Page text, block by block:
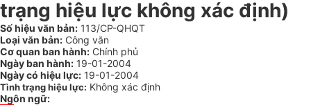
trạng hiệu lực không xác định)
Số hiệu văn bản: 113/CP-QHQT
Loại văn bản: Công văn
Cơ quan ban hành: Chính phủ
Ngày ban hành: 19-01-2004
Ngày có hiệu lực: 19-01-2004
Tình trạng hiệu lực: Không xác định
Ngôn ngữ: